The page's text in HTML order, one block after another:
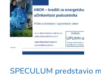
SPECULUM predstavio